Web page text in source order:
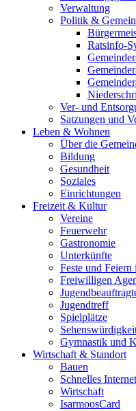
Verwaltung
Politik &
Ratsinfo-
Ver- und
Satzungen und
Leben & Wohnen
Über die
Bildung
Gesundheit
Soziales
Einrichtungen
Freizeit & Kultur
Vereine
Feuerwehr
Gastronomie
Unterkünfte
Feste und Feiern
Freiwilligen
Jugendtreff
Spielplätze
Gymnastik und
Wirtschaft & Standort
Bauen
Schnelles Internet
Wirtschaft
IsarmoosCard